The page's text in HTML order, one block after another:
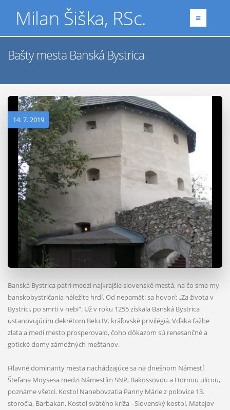
Milan Šiška, RSc.
Bašty mesta Banská Bystrica
14. 7. 2019
Banská Bystrica patrí medzi najkrajšie slovenské mestá, na čo sme my
banskobystričania náležite hrdí. Od nepamäti sa hovorí: „Za života v
Bystrici, po smrti v nebi“. Už v roku 1255 získala Banská Bystrica
ustanovujúcim dekrétom Belu IV. kráľovské privilégiá. Vďaka ťažbe
zlata a medi mesto prosperovalo, čoho dôkazom sú renesančné a
gotické domy zámožných mešťanov.
Hlavné dominanty mesta nachádzajúce sa na dnešnom Námestí
Štefana Moysesa medzi Námestím SNP, Bakossovou a Hornou ulicou,
poznáme všetci. Kostol Nanebovzatia Panny Márie z polovice 13.
storočia, Barbakan, Kostol svätého kríža - Slovenský kostol, Matejov